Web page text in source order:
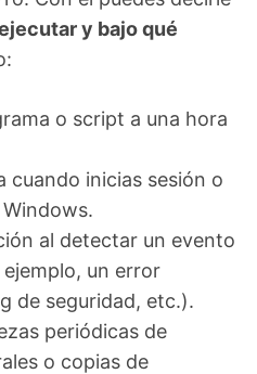
y bajo qué
o script a una hora
cuando inicias sesión o
al detectar un evento
un error
de seguridad, etc.).
periódicas de
o copias de